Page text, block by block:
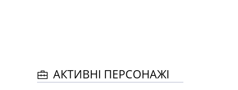
АКТИВНІ ПЕРСОНАЖІ